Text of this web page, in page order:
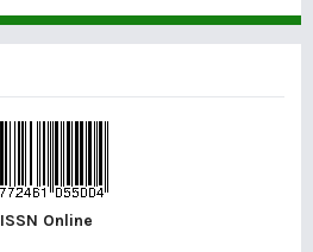
ISSN Online